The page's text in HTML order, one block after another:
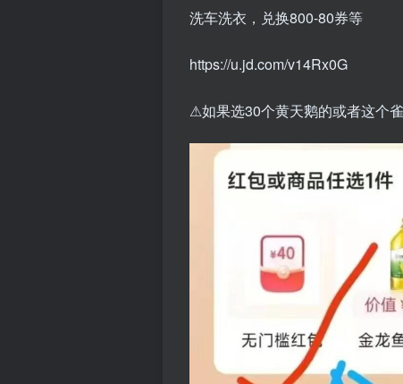
洗车洗衣，兑换800-80券等
https://u.jd.com/v14Rx0G
⚠如果选30个黄天鹅的或者这个